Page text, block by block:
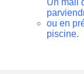
Un mail
ou en
piscine.